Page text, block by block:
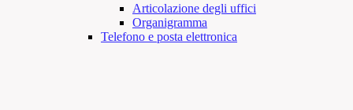
Articolazione degli uffici
Organigramma
Telefono e posta elettronica